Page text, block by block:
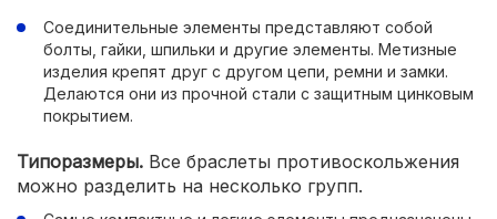
Соединительные элементы представляют собой
болты, гайки, шпильки и другие элементы. Метизные
изделия крепят друг с другом цепи, ремни и замки.
Делаются они из прочной стали с защитным цинковым
покрытием.
Типоразмеры. Все браслеты противоскольжения
можно разделить на несколько групп.